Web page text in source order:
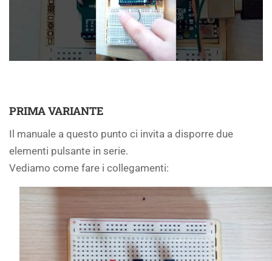
PRIMA VARIANTE
Il manuale a questo punto ci invita a disporre due
elementi pulsante in serie.
Vediamo come fare i collegamenti: